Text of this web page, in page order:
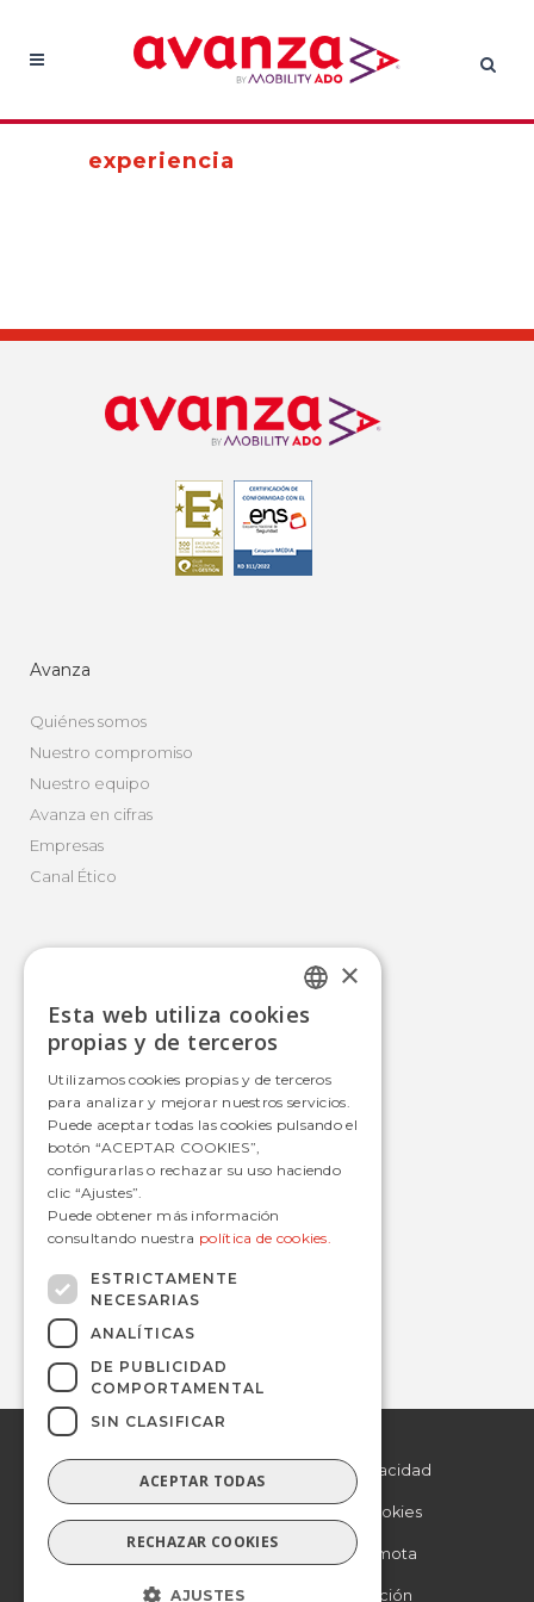
experiencia
Avanza
Quiénes somos
Nuestro compromiso
Nuestro equipo
Avanza en cifras
Empresas
Canal Ético
Autobús
Tranvía
Metro
Estaciones
Contacto
informacion@avanzagrupo.com
+34 916 021 900
C/ San Norberto, 48 • 28021 – Madrid
© 2019 Avanza.
reservados.
Politica de Privacidad
Politica de Cookies
Asistencia remota
Otra información
SPANISH
×
Esta web utiliza cookies
propias y de terceros
Utilizamos cookies propias y de terceros
para analizar y mejorar nuestros servicios.
Puede aceptar todas las cookies pulsando el
botón “ACEPTAR COOKIES”,
configurarlas o rechazar su uso haciendo
clic “Ajustes”.
Puede obtener más información
consultando nuestra política de cookies.
ESTRICTAMENTE
NECESARIAS
ANALÍTICAS
DE PUBLICIDAD
COMPORTAMENTAL
SIN CLASIFICAR
ACEPTAR TODAS
RECHAZAR COOKIES
AJUSTES